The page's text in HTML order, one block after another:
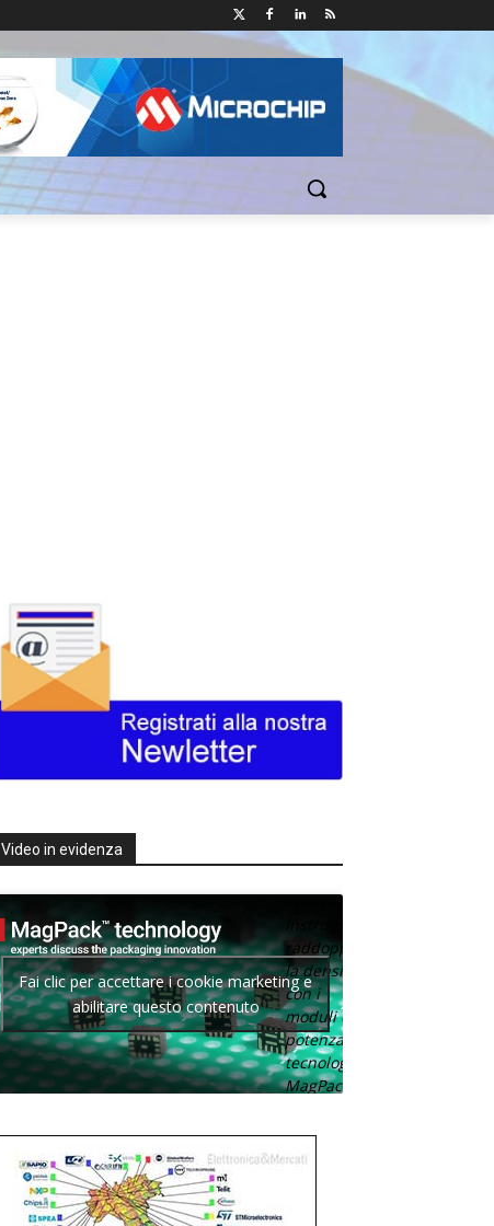
Video in evidenza
Texas
raddoppia
la densità
con i
moduli di
potenza con
tecnologia
MagPack.
Fai clic per accettare i cookie marketing e
abilitare questo contenuto